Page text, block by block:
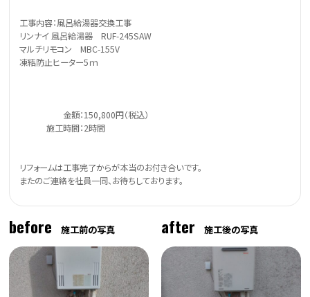
工事内容：風呂給湯器交換工事
リンナイ 風呂給湯器 RUF-245SAW
マルチリモコン MBC-155V
凍結防止ヒーター5ｍ
金額：150,800円（税込）
施工時間：2時間
リフォームは工事完了からが本当のお付き合いです。
またのご連絡を社員一同、お待ちしております。
before 施工前の写真 after 施工後の写真